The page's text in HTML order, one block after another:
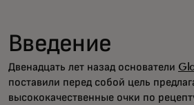
Введение
Двенадцать лет назад основатели
поставили перед собой цель
высококачественные очки по